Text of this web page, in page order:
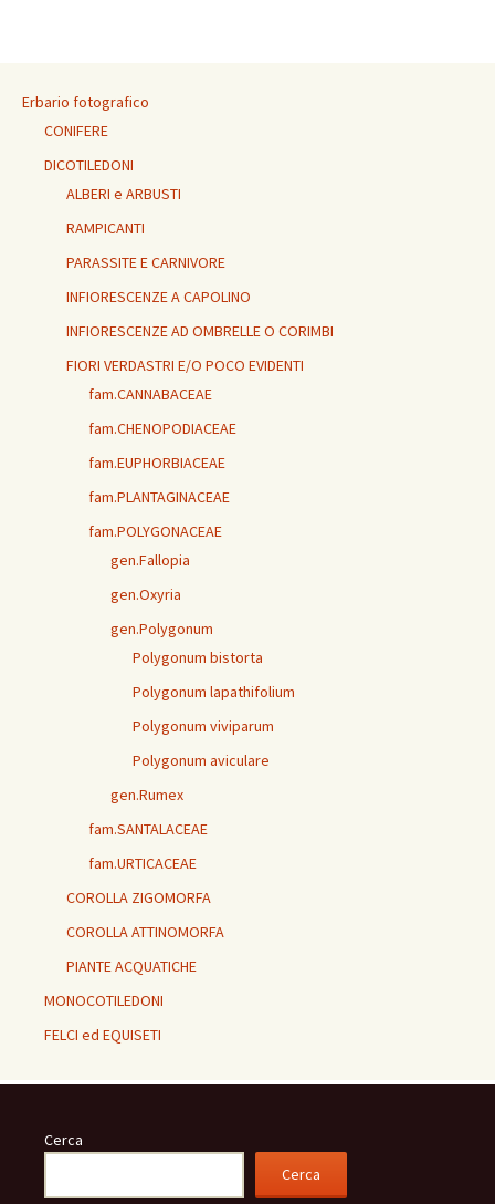
Erbario fotografico
CONIFERE
DICOTILEDONI
ALBERI e ARBUSTI
RAMPICANTI
PARASSITE E CARNIVORE
INFIORESCENZE A CAPOLINO
INFIORESCENZE AD OMBRELLE O CORIMBI
FIORI VERDASTRI E/O POCO EVIDENTI
fam.CANNABACEAE
fam.CHENOPODIACEAE
fam.EUPHORBIACEAE
fam.PLANTAGINACEAE
fam.POLYGONACEAE
gen.Fallopia
gen.Oxyria
gen.Polygonum
Polygonum bistorta
Polygonum lapathifolium
Polygonum viviparum
Polygonum aviculare
gen.Rumex
fam.SANTALACEAE
fam.URTICACEAE
COROLLA ZIGOMORFA
COROLLA ATTINOMORFA
PIANTE ACQUATICHE
MONOCOTILEDONI
FELCI ed EQUISETI
Cerca
Cerca